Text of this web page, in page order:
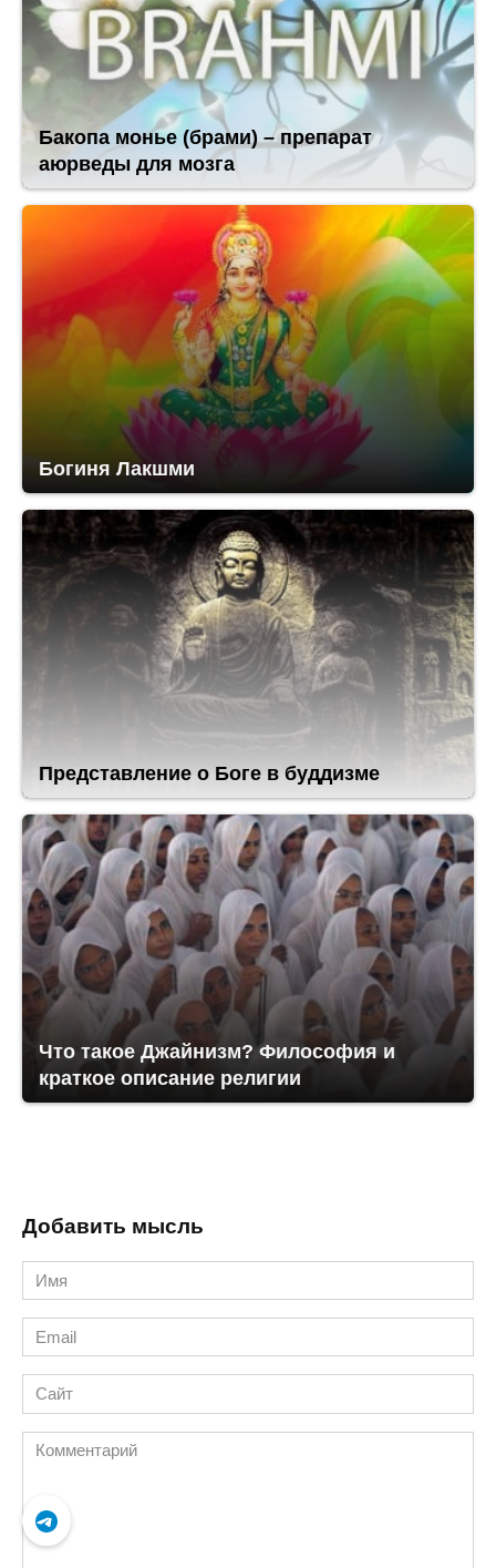
Бакопа монье (брами) – препарат
аюрведы для мозга
Богиня Лакшми
Представление о Боге в буддизме
Что такое Джайнизм? Философия и
краткое описание религии
Добавить мысль
Имя
*
Email
*
Сайт
Комментарий